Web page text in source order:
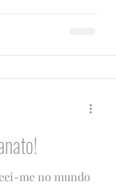
me no mundo